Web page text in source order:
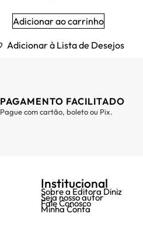
Adicionar ao carrinho
Adicionar à Lista de Desejos
PAGAMENTO FACILITADO
Pague com cartão, boleto ou Pix.
Institucional
Sobre a Editora Diniz
Seja nosso autor
Fale Conosco
Minha Conta